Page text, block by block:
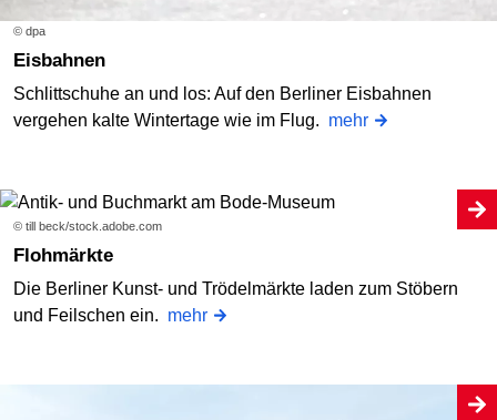
© dpa
Eisbahnen
Schlittschuhe an und los: Auf den Berliner Eisbahnen
vergehen kalte Wintertage wie im Flug. mehr
© till beck/stock.adobe.com
Flohmärkte
Die Berliner Kunst- und Trödelmärkte laden zum Stöbern
und Feilschen ein. mehr